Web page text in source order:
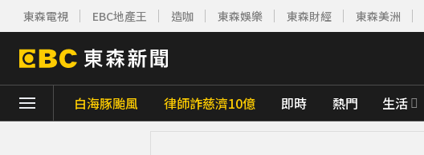
東森電視 EBC地產王 造咖 東森娛樂 東森財經 東森美洲
白海豚颱風 律師詐慈濟10億 即時 熱門 生活